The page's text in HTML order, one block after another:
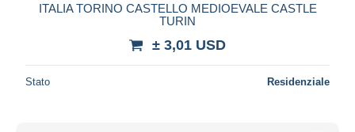
ITALIA TORINO CASTELLO MEDIOEVALE CASTLE
TURIN
± 3,01 USD
Stato Residenziale